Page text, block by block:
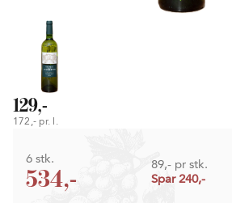
129,-
172,- pr. l.
6 stk.
534,-
89,- pr stk.
Spar 240,-